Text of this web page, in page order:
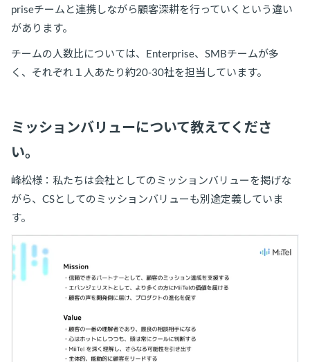
priseチームと連携しながら顧客深耕を行っていくという違い
があります。
チームの人数比については、Enterprise、SMBチームが多
く、それぞれ１人あたり約20-30社を担当しています。
ミッションバリューについて教えてくださ
い。
峰松様：私たちは会社としてのミッションバリューを掲げな
がら、CSとしてのミッションバリューも別途定義していま
す。